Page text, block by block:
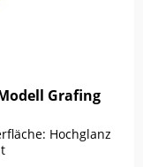
Grafing
Hochglanz